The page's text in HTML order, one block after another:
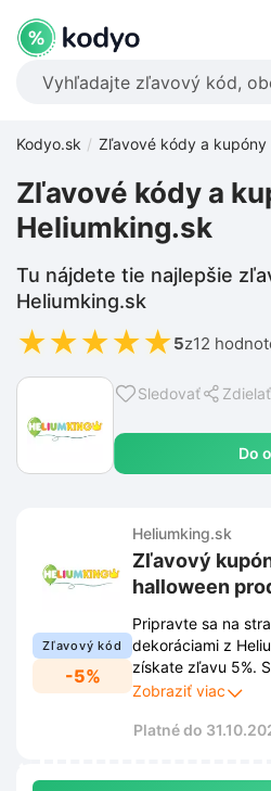
Kodyo.sk Zľavové kódy a kupóny
Sledovať Zdielať
Do
Zľavové kódy a
Heliumking.sk
Tu nájdete tie najlepšie
Heliumking.sk
★★★★★5z12
Zľavový kód
-5%
Heliumking.sk
Zľavový
halloween
Heliumking.sk
Pripravte sa na
dekoráciami z
získate zľavu 5%.
sortimentu zadať
Zobraziť viac
Platné do